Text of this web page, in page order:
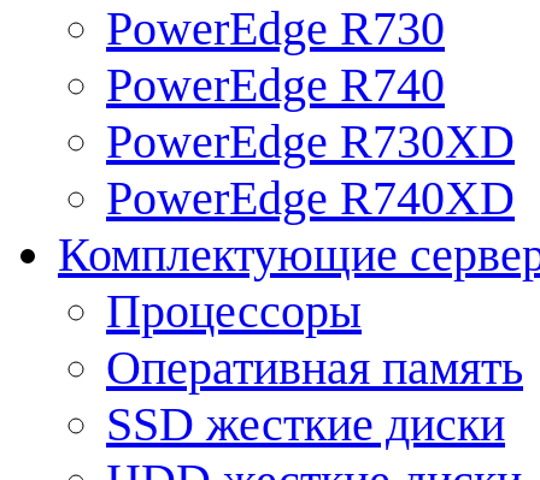
PowerEdge R730
PowerEdge R740
PowerEdge R730XD
PowerEdge R740XD
Комплектующие
Процессоры
Оперативная память
SSD жесткие диски